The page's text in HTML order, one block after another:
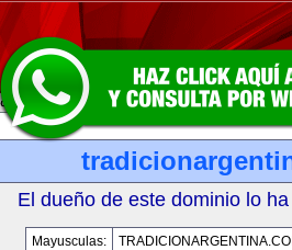
El dueño de este dominio lo
Mayusculas: